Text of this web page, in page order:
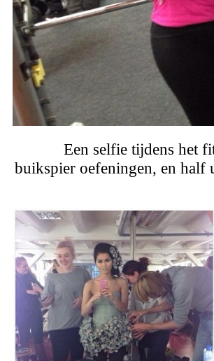
Een selfie tijdens het
buikspier oefeningen, en